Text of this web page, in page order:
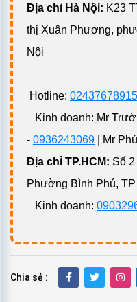
Địa chỉ Hà Nội: K23
thị Xuân Phương,
Nội
Hotline: 02437678915
Kinh doanh: Mr
- 0936243069 | Mr
Địa chỉ TP.HCM: Số
Phường Bình Phú,
Kinh doanh:
Chia sẻ :